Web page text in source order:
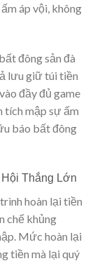
áp vội, không
đông sản đà
lưu giữ túi tiền
đầy đủ game
tích mập sự ấm
báo bất đông
Thắng Lớn
hoàn lại tiền
chế khủng
Mức hoàn lại
tiền mà lại quý